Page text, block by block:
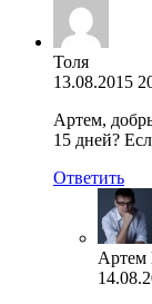
Толя
13.08.2015
Артем,
15 дней?
Ответить
Артем